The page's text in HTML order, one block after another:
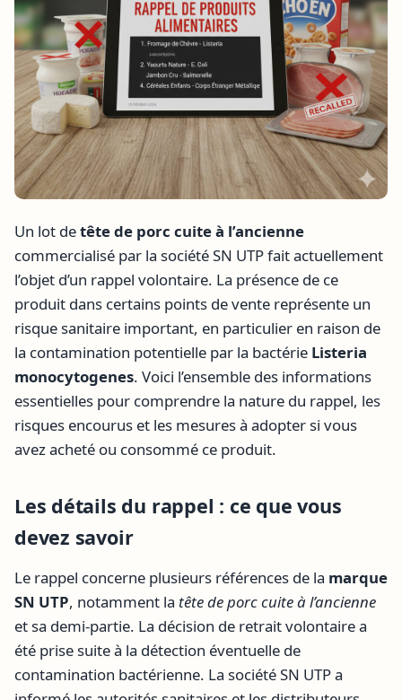
Un lot detête de porc cuite à l’ancienne
commercialisé par la société SN UTP fait actuellement
l’objet d’un rappel volontaire. La présence de ce
produit dans certains points de vente représente un
risque sanitaire important, en particulier en raison de
la contamination potentielle par la bactérie Listeria
monocytogenes. Voici l’ensemble des informations
essentielles pour comprendre la nature du rappel, les
risques encourus et les mesures à adopter si vous
avez acheté ou consommé ce produit.
Les détails du rappel : ce que vous
devez savoir
Le rappel concerne plusieurs références de la marque
SN UTP, notamment la tête de porc cuite à l’ancienne
et sa demi-partie. La décision de retrait volontaire a
été prise suite à la détection éventuelle de
contamination bactérienne. La société SN UTP a